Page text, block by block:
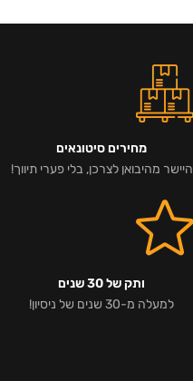
מחירים סיטונאים
היישר מהיבואן לצרכן, בלי פערי תיווך!
ותק של 30 שנים
למעלה מ-30 שנים של ניסיון!